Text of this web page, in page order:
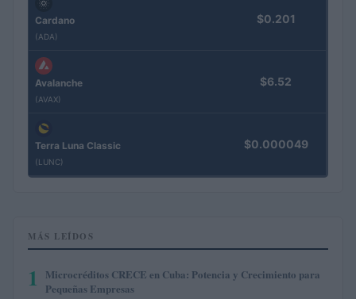
Cardano
(ADA)
$0.201
Avalanche
(AVAX)
$6.52
Terra Luna Classic
(LUNC)
$0.000049
MÁS LEÍDOS
1
Microcréditos CRECE en Cuba: Potencia y Crecimiento para
Pequeñas Empresas